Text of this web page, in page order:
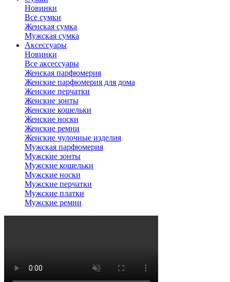
Новинки
Все сумки
Женская сумка
Мужская сумка
Аксессуары
Новинки
Все аксессуары
Женская парфюмерия
Женские парфюмерия для дома
Женские перчатки
Женские зонты
Женские кошельки
Женские носки
Женские ремни
Женские чулочные изделия
Мужская парфюмерия
Мужские зонты
Мужские кошельки
Мужские носки
Мужские перчатки
Мужские платки
Мужские ремни